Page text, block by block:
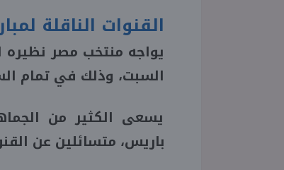
القنوات الناقلة
يواجه منتخب مصر نظيره
السبت، وذلك في تمام الساعة 12 ظهرًا بتوقيت مصر
يسعى الكثير من
باريس، متسائلين عن